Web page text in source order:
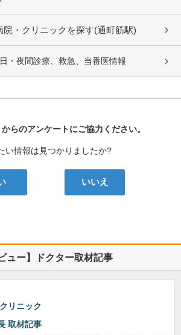
院・クリニックを探す(通町筋駅)
・夜間診療、救急、当番医情報
病院なび
からのアンケートにご協力ください。
い情報は見つかりましたか?
いいえ
ュー】ドクター取材記事
リニック
取材記事